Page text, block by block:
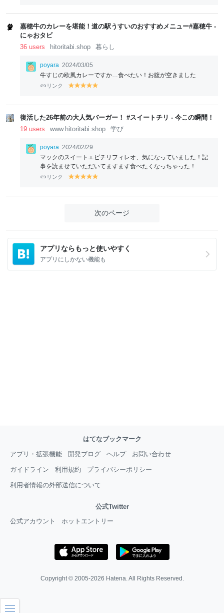
lo
w
lo
w
lo
w
嘉穂牛のカレーを堪能！道の駅うすいのおすすめメニュー#嘉穂牛 -
にゃおタビ
36 users
hitoritabi.shop 暮らし
poyara 2024/03/05
牛すじの欧風カレーですか…食べたい！お腹が空きました
リンク
y
lo
w
y
lo
w
y
lo
w
y
lo
w
lo
w
復活した26年前の大人気バーガー！ #スイートチリ - 今この瞬間！
19 users
www.hitoritabi.shop 学び
poyara 2024/02/29
マックのスイートエビチリフィレオ、気になっていました！記
事を読ませていただいてますます食べたくなっちゃった！
リンク
y
lo
y
lo
y
lo
y
lolo
次のページ
アプリならもっと使いやすく
アプリにしかない機能も
はてなブックマーク
アプリ・拡張機能
開発ブログ ヘルプ お問い合わせ
ガイドライン 利用規約 プライバシーポリシー
利用者情報の外部送信について
公式Twitter
公式アカウント
ホットエントリー
Copyright © 2005-2026 Hatena. All Rights Reserved.